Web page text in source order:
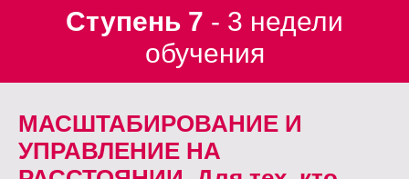
Ступень 7 - 3 недели
обучения
МАСШТАБИРОВАНИЕ И
УПРАВЛЕНИЕ НА